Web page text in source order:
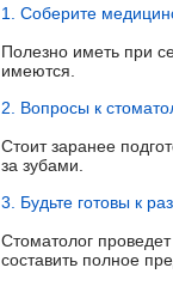
1. Соберите
Полезно иметь при
имеются.
2. Вопросы к
Стоит заранее
за зубами.
3. Будьте готовы к
Стоматолог
составить полное